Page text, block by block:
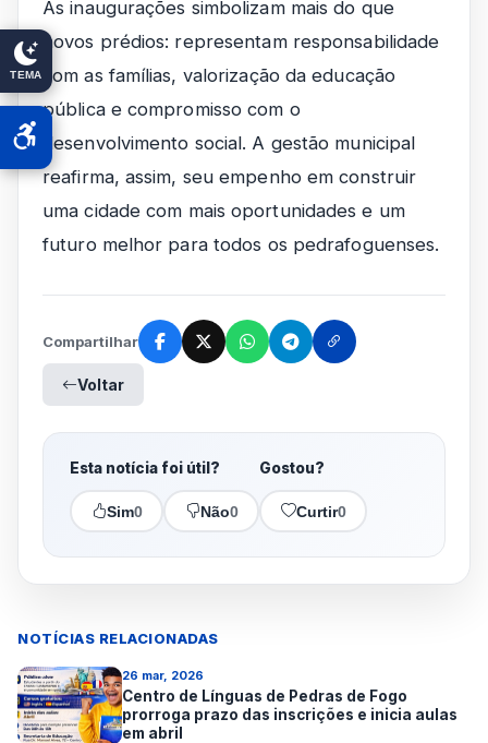
TEMA
As inaugurações simbolizam mais do que
novos prédios: representam responsabilidade
com as famílias, valorização da educação
pública e compromisso com o
desenvolvimento social. A gestão municipal
reafirma, assim, seu empenho em construir
uma cidade com mais oportunidades e um
futuro melhor para todos os pedrafoguenses.
Compartilhar
Voltar
Esta notícia foi útil?
Sim0 Não0
Gostou?
Curtir0
NOTÍCIAS RELACIONADAS
26 mar, 2026
Centro de Línguas de Pedras de Fogo
prorroga prazo das inscrições e inicia aulas
em abril